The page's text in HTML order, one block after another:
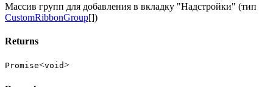
Массив групп для добавления в вкладку "Надстройки" (тип
CustomRibbonGroup[])
Returns
Promise<void>